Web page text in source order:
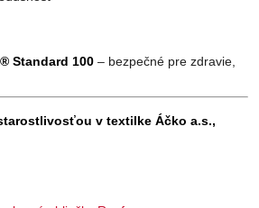
Standard 100 – bezpečné pre zdravie,
v textilke Áčko a.s.,